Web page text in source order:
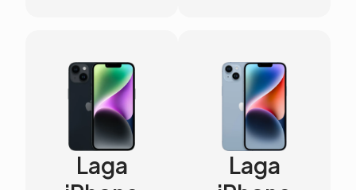
Laga
Laga